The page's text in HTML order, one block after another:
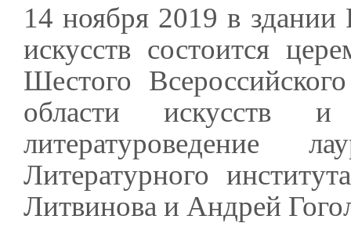
14 ноября 2019 в здании
искусств состоится
Шестого
области искусств
литературоведение
Литературного
Литвинова и Андрей